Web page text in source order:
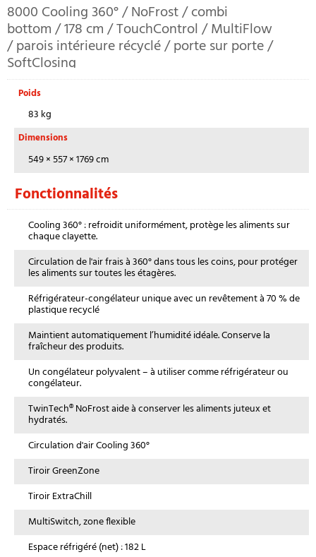
8000 Cooling 360° / NoFrost / combi
bottom / 178 cm / TouchControl / MultiFlow
/ parois intérieure récyclé / porte sur porte /
SoftClosing
Poids
83 kg
Dimensions
549 × 557 × 1769 cm
Fonctionnalités
Cooling 360° : refroidit uniformément, protège les aliments sur
chaque clayette.
Circulation de l'air frais à 360° dans tous les coins, pour protéger
les aliments sur toutes les étagères.
Réfrigérateur-congélateur unique avec un revêtement à 70 % de
plastique recyclé
Maintient automatiquement l’humidité idéale. Conserve la
fraîcheur des produits.
Un congélateur polyvalent – à utiliser comme réfrigérateur ou
congélateur.
TwinTech® NoFrost aide à conserver les aliments juteux et
hydratés.
Circulation d'air Cooling 360°
Tiroir GreenZone
Tiroir ExtraChill
MultiSwitch, zone flexible
Espace réfrigéré (net) : 182 L